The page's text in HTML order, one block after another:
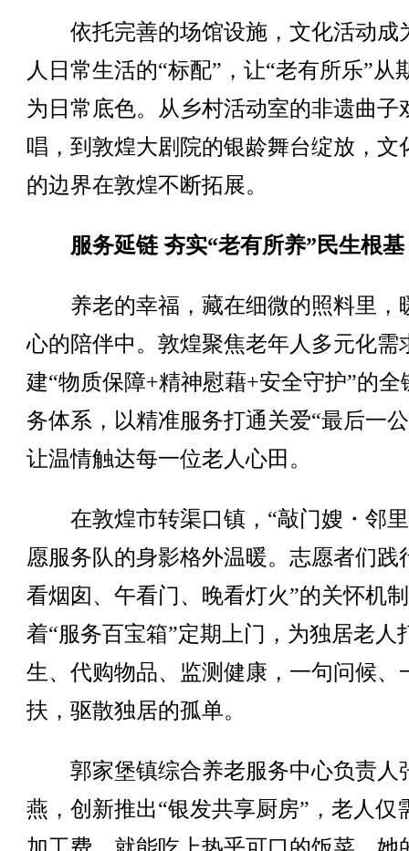
依托完善的场馆设施，文化活动成
人日常生活的“标配”，让“老有所乐”从
为日常底色。从乡村活动室的非遗曲子
唱，到敦煌大剧院的银龄舞台绽放，文
的边界在敦煌不断拓展。
服务延链 夯实“老有所养”民生根基
养老的幸福，藏在细微的照料里，
心的陪伴中。敦煌聚焦老年人多元化需
建“物质保障+精神慰藉+安全守护”的全
务体系，以精准服务打通关爱“最后一
让温情触达每一位老人心田。
在敦煌市转渠口镇，“敲门嫂・邻里
愿服务队的身影格外温暖。志愿者们践
看烟囱、午看门、晚看灯火”的关怀机
着“服务百宝箱”定期上门，为独居老人
生、代购物品、监测健康，一句问候、
扶，驱散独居的孤单。
郭家堡镇综合养老服务中心负责人
燕，创新推出“银发共享厨房”，老人仅